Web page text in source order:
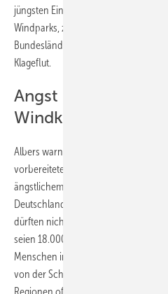
jüngsten Einbruch verursachten zu
Windparks, zu viele Restriktionen
Bundesländerebene und eine durch
Klageflut.
Angst gefährdet
Windkraft
Albers warnte mit Verweis auf den
vorbereiteten Ausstieg aus der
ängstlichem Zögern: Mögliche
Deutschland auf die heutige
dürften nicht zum Nicht-Handeln der
seien 18.000 heute in der
Menschen in Deutschland eine
von der Schließung von